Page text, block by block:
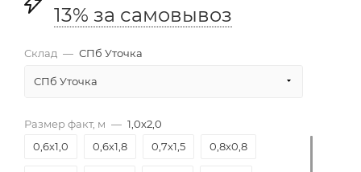
13% за самовывоз
Склад — СПб Уточка
СПб Уточка
Размер факт, м — 1,0х2,0
0,6х1,0
0,6х1,8 0,7х1,5 0,8х0,8